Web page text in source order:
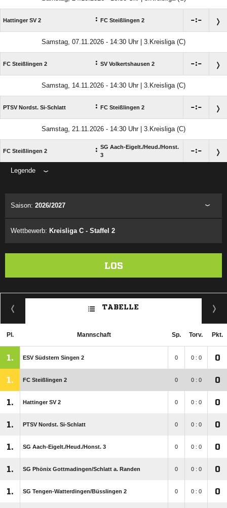
Hattinger SV 2 : FC Steißlingen 2 :
Samstag, 07.11.2026 - 14:30 Uhr | 3.Kreisliga (C)
FC Steißlingen 2 : SV Volkertshausen 2 :
Samstag, 14.11.2026 - 14:30 Uhr | 3.Kreisliga (C)
PTSV Nordst. Si-Schlatt : FC Steißlingen 2 :
Samstag, 21.11.2026 - 14:30 Uhr | 3.Kreisliga (C)
FC Steißlingen 2 : SG Aach-Eigelt./​Heud./​Honst.
3
:
Legende
Saison: 2026/2027
Wettbewerb: Kreisliga C - Staffel 2
LOS
TABELLE
Pl. Mannschaft Sp. Torv. Pkt.
1. ESV Südstern Singen 2 0 0 : 0 0
1. FC Steißlingen 2 0 0 : 0 0
1. Hattinger SV 2 0 0 : 0 0
1. PTSV Nordst. Si-Schlatt 0 0 : 0 0
1. SG Aach-Eigelt./​Heud./​Honst. 3 0 0 : 0 0
1. SG Phönix Gottmadingen/​Schlatt a. Randen 0 0 : 0 0
1. SG Tengen-Watterdingen/​Büsslingen 2 0 0 : 0 0